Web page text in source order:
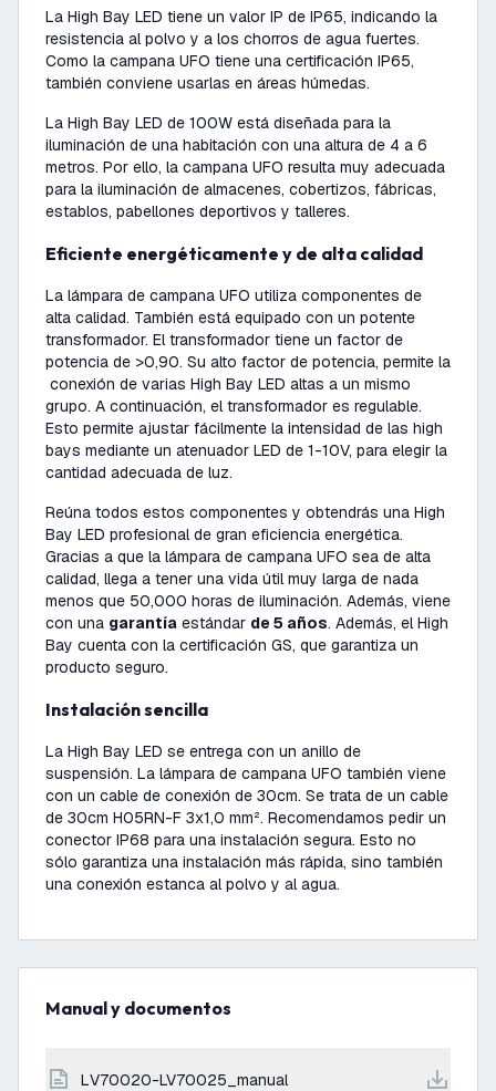
La High Bay LED tiene un valor IP de IP65, indicando la
resistencia al polvo y a los chorros de agua fuertes.
Como la campana UFO tiene una certificación IP65,
también conviene usarlas en áreas húmedas.
La High Bay LED de 100W está diseñada para la
iluminación de una habitación con una altura de 4 a 6
metros. Por ello, la campana UFO resulta muy adecuada
para la iluminación de almacenes, cobertizos, fábricas,
establos, pabellones deportivos y talleres.
Eficiente energéticamente y de alta calidad
La lámpara de campana UFO utiliza componentes de
alta calidad. También está equipado con un potente
transformador. El transformador tiene un factor de
potencia de >0,90. Su alto factor de potencia, permite la
conexión de varias High Bay LED altas a un mismo
grupo. A continuación, el transformador es regulable.
Esto permite ajustar fácilmente la intensidad de las high
bays mediante un atenuador LED de 1-10V, para elegir la
cantidad adecuada de luz.
Reúna todos estos componentes y obtendrás una High
Bay LED profesional de gran eficiencia energética.
Gracias a que la lámpara de campana UFO sea de alta
calidad, llega a tener una vida útil muy larga de nada
menos que 50,000 horas de iluminación. Además, viene
con una garantía estándar de 5 años. Además, el High
Bay cuenta con la certificación GS, que garantiza un
producto seguro.
Instalación sencilla
La High Bay LED se entrega con un anillo de
suspensión. La lámpara de campana UFO también viene
con un cable de conexión de 30cm. Se trata de un cable
de 30cm H05RN-F 3x1,0 mm². Recomendamos pedir un
conector IP68 para una instalación segura. Esto no
sólo garantiza una instalación más rápida, sino también
una conexión estanca al polvo y al agua.
Manual y documentos
LV70020-LV70025_manual